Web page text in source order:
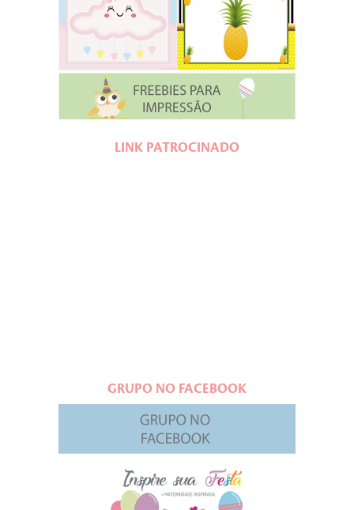
LINK PATROCINADO
GRUPO NO FACEBOOK